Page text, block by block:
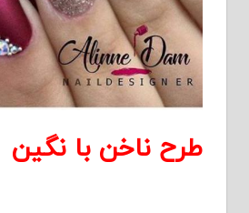
طرح ناخن با نگین